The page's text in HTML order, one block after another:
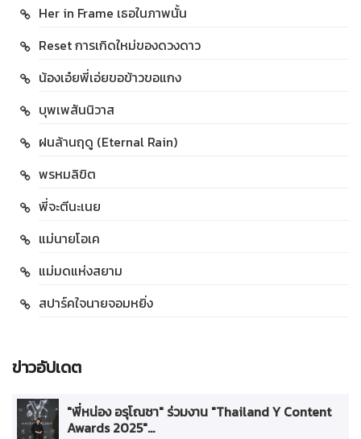
Her in Frame เธอในภาพนั้น
Reset การเกิดใหม่ของดวงดาว
น้องเอ๋ยพี่เอ่ยขอข้าวขอแกง
บุพเพสันนิวาส
ฝนล้านฤดู (Eternal Rain)
พรหมลิขิต
พี่จะตีนะเนย
แม่นายโอเค
แม่มดแห่งสยาม
สปาร์คใจนายจอมหยิ่ง
ข่าวอัปเดต
"พี่หน่อง อรุโณชา" ร่วมงาน "Thailand Y Content
Awards 2025"...